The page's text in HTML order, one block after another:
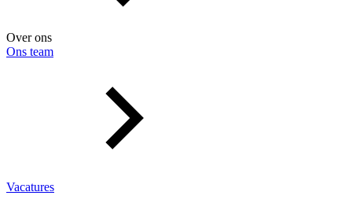
Over ons
Ons team
Vacatures